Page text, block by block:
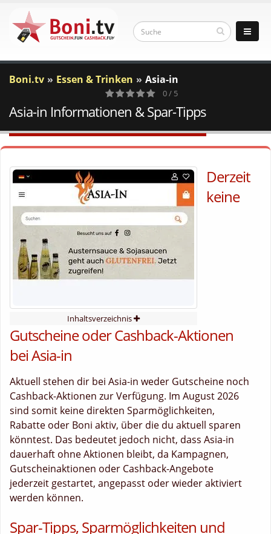
Boni.tv Essen & Trinken Asia-in
0
Votes
0 / 5
Asia-in Informationen & Spar-Tipps
Inhaltsverzeichnis
Derzeit
keine
Gutscheine oder Cashback-Aktionen
bei Asia-in
Aktuell stehen dir bei Asia-in weder Gutscheine noch
Cashback-Aktionen zur Verfügung. Im August 2026
sind somit keine direkten Sparmöglichkeiten,
Rabatte oder Boni aktiv, über die du aktuell sparen
könntest. Das bedeutet jedoch nicht, dass Asia-in
dauerhaft ohne Aktionen bleibt, da Kampagnen,
Gutscheinaktionen oder Cashback-Angebote
jederzeit gestartet, angepasst oder wieder aktiviert
werden können.
Spar-Tipps, Sparmöglichkeiten und